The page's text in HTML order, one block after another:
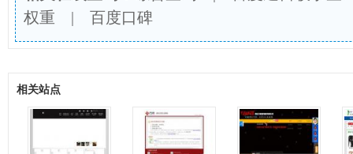
权重 | 百度口碑
相关站点